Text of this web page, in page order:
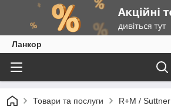
Ланкор
Товари та послуги R+M / Suttner